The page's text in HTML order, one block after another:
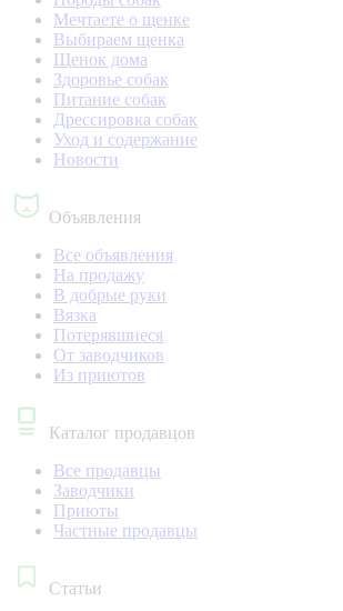
Мечтаете о щенке
Выбираем щенка
Щенок дома
Здоровье собак
Питание собак
Дрессировка собак
Уход и содержание
Новости
Объявления
Все объявления
На продажу
В добрые руки
Вязка
Потерявшиеся
От заводчиков
Из приютов
Каталог продавцов
Все продавцы
Заводчики
Приюты
Частные продавцы
Статьи